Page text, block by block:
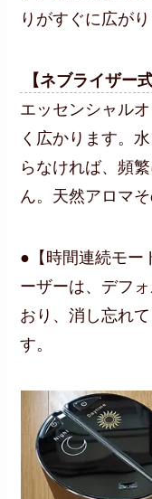
りがすぐに広がり
【ネブライザー
エッセンシャル
く広かります。
らなければ、頻
ん。天然アロマ
●【時間連続モー
ーザーは、デフ
おり、消し忘れ
す。